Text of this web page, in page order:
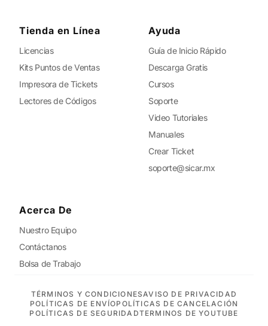
Tienda en Línea
Licencias
Kits Puntos de Ventas
Impresora de Tickets
Lectores de Códigos
Ayuda
Guía de Inicio Rápido
Descarga Gratis
Cursos
Soporte
Video Tutoriales
Manuales
Crear Ticket
soporte@sicar.mx
Acerca De
Nuestro Equipo
Contáctanos
Bolsa de Trabajo
TÉRMINOS Y CONDICIONESAVISO DE PRIVACIDAD
POLÍTICAS DE ENVÍOPOLÍTICAS DE CANCELACIÓN
POLÍTICAS DE SEGURIDADTERMINOS DE YOUTUBE